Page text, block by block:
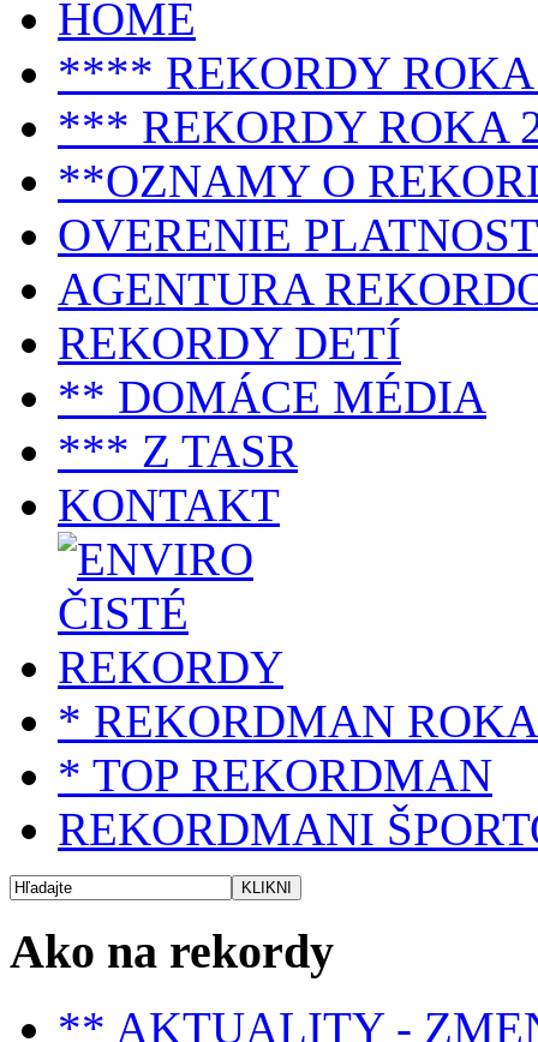
HOME
**** REKORDY ROKA
*** REKORDY ROKA
**OZNAMY O
OVERENIE
AGENTURA
REKORDY DETÍ
** DOMÁCE MÉDIA
*** Z TASR
KONTAKT
* REKORDMAN ROKA
* TOP REKORDMAN
REKORDMANI
Ako na rekordy
** AKTUALITY -